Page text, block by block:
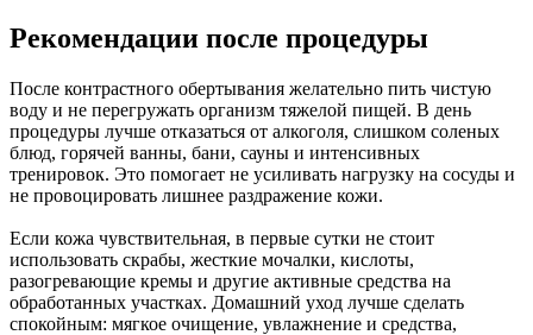
Рекомендации после процедуры
После контрастного обертывания желательно пить чистую
воду и не перегружать организм тяжелой пищей. В день
процедуры лучше отказаться от алкоголя, слишком соленых
блюд, горячей ванны, бани, сауны и интенсивных
тренировок. Это помогает не усиливать нагрузку на сосуды и
не провоцировать лишнее раздражение кожи.
Если кожа чувствительная, в первые сутки не стоит
использовать скрабы, жесткие мочалки, кислоты,
разогревающие кремы и другие активные средства на
обработанных участках. Домашний уход лучше сделать
спокойным: мягкое очищение, увлажнение и средства,